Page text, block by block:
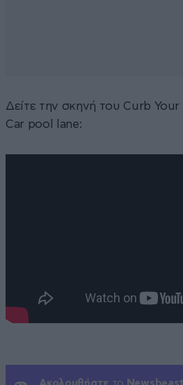
Δείτε την σκηνή του Curb Your
Car pool lane: